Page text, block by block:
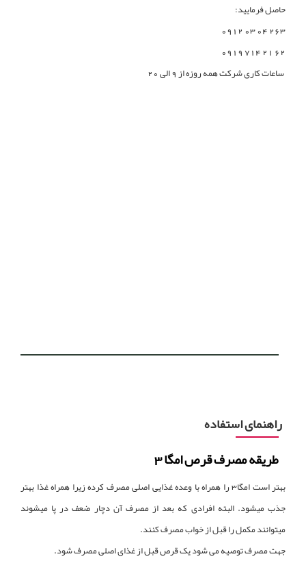
حاصل فرمایید:
263 04 03 0912
62 21 714 0919
ساعات کاری شرکت همه روزه از 9 الی 20
راهنمای استفاده
طریقه مصرف قرص امگا 3
بهتر است امگا3 را همراه با وعده غذایی اصلی مصرف کرده زیرا همراه غذا بهتر
جذب میشود. البته افرادی که بعد از مصرف آن دچار ضعف در پا میشوند
میتوانند مکمل را قبل از خواب مصرف کنند.
جهت مصرف توصیه می شود یک قرص قبل از غذای اصلی مصرف شود.